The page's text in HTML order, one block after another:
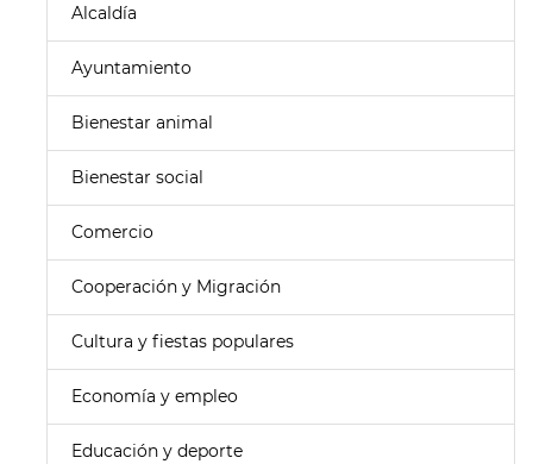
Alcaldía
Ayuntamiento
Bienestar animal
Bienestar social
Comercio
Cooperación y Migración
Cultura y fiestas populares
Economía y empleo
Educación y deporte